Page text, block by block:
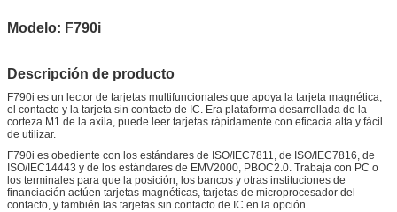
Modelo: F790i
Descripción de producto
F790i es un lector de tarjetas multifuncionales que apoya la tarjeta magnética,
el contacto y la tarjeta sin contacto de IC. Era plataforma desarrollada de la
corteza M1 de la axila, puede leer tarjetas rápidamente con eficacia alta y fácil
de utilizar.
F790i es obediente con los estándares de ISO/IEC7811, de ISO/IEC7816, de
ISO/IEC14443 y de los estándares de EMV2000, PBOC2.0. Trabaja con PC o
los terminales para que la posición, los bancos y otras instituciones de
financiación actúen tarjetas magnéticas, tarjetas de microprocesador del
contacto, y también las tarjetas sin contacto de IC en la opción.